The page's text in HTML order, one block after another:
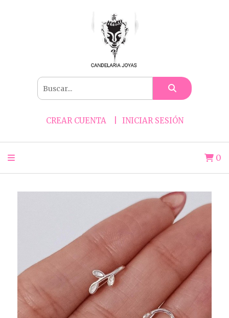
CREAR CUENTA INICIAR SESIÓN
0